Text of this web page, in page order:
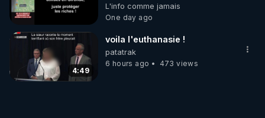
Gironde, juste protéger les
riches donc la mafia ! 😒🤢😡
https://odysee.com/@anonyme:d3/
L'info comme jamais
One day ago
4:49
voila l'euthanasie !
patatrak
6 hours ago
473 views